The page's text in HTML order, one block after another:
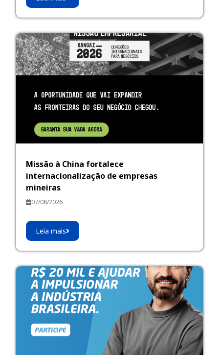
Missão à China fortalece
internacionalização de empresas
mineiras
07/08/2026
Leia mais